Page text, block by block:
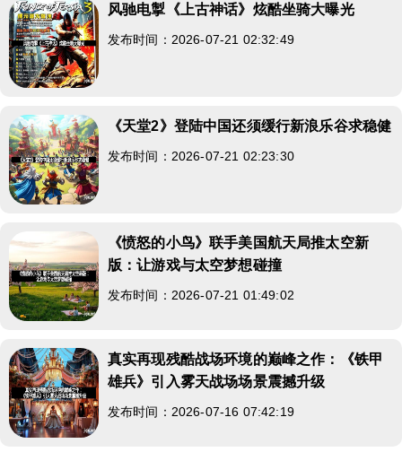
风驰电掣《上古神话》炫酷坐骑大曝光
发布时间：2026-07-21 02:32:49
《天堂2》登陆中国还须缓行新浪乐谷求稳健
发布时间：2026-07-21 02:23:30
《愤怒的小鸟》联手美国航天局推太空新
版：让游戏与太空梦想碰撞
发布时间：2026-07-21 01:49:02
真实再现残酷战场环境的巅峰之作：《铁甲
雄兵》引入雾天战场场景震撼升级
发布时间：2026-07-16 07:42:19